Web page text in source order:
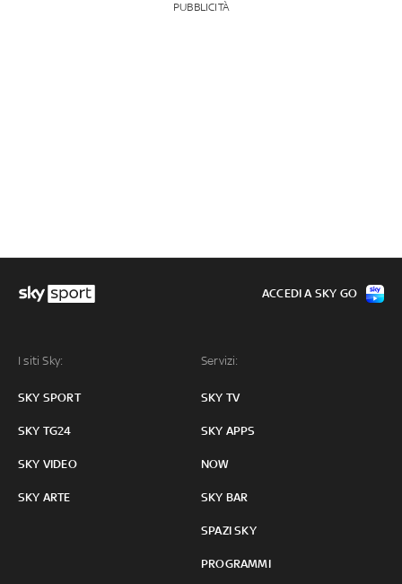
PUBBLICITÀ
I siti Sky:
SKY SPORT
SKY TG24
SKY VIDEO
SKY ARTE
Servizi:
SKY TV
SKY APPS
NOW
SKY BAR
SPAZI SKY
PROGRAMMI
ACCEDI A SKY GO